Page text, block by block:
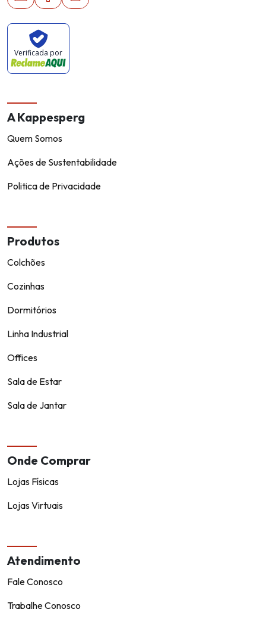
Verificada por
A Kappesperg
Quem Somos
Ações de Sustentabilidade
Politica de Privacidade
Produtos
Colchões
Cozinhas
Dormitórios
Linha Industrial
Offices
Sala de Estar
Sala de Jantar
Onde Comprar
Lojas Físicas
Lojas Virtuais
Atendimento
Fale Conosco
Trabalhe Conosco